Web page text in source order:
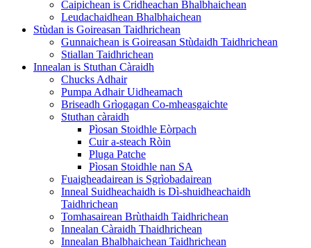
Caipichean is Cridheachan Bhalbhaichean
Leudachaidhean Bhalbhaichean
Stùdan is Goireasan Taidhrichean
Gunnaichean is Goireasan Stùdaidh Taidhrichean
Stiallan Taidhrichean
Innealan is Stuthan Càraidh
Chucks Adhair
Pumpa Adhair Uidheamach
Briseadh Grìogagan Co-mheasgaichte
Stuthan càraidh
Pìosan Stoidhle Eòrpach
Cuir a-steach Ròin
Pluga Patche
Pìosan Stoidhle nan SA
Fuaigheadairean is Sgrìobadairean
Inneal Suidheachaidh is Dì-shuidheachaidh
Taidhrichean
Tomhasairean Brùthaidh Taidhrichean
Innealan Càraidh Thaidhrichean
Innealan Bhalbhaichean Taidhrichean